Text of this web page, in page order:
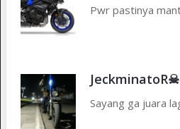
Pwr pastinya
JeckminatoR☠
Sayang ga juara